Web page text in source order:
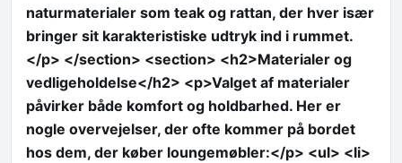
naturmaterialer som teak og rattan, der hver især
bringer sit karakteristiske udtryk ind i rummet.
</p> </section> <section> <h2>Materialer og
vedligeholdelse</h2> <p>Valget af materialer
påvirker både komfort og holdbarhed. Her er
nogle overvejelser, der ofte kommer på bordet
hos dem, der køber loungemøbler:</p> <ul> <li>